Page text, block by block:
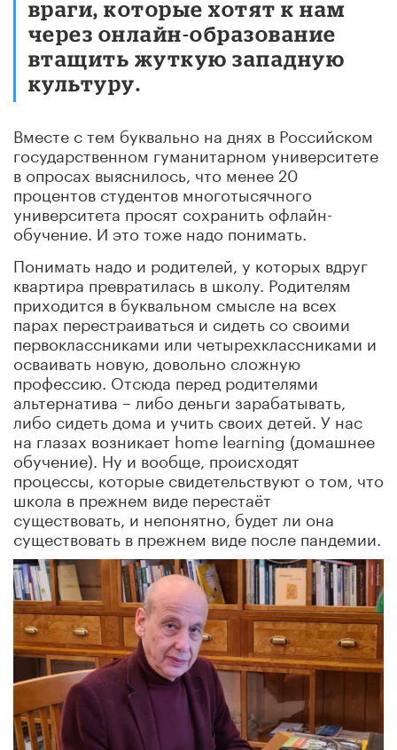
враги, которые хотят к нам
через онлайн-образование
втащить жуткую западную
культуру.
Вместе с тем буквально на днях в Российском
государственном гуманитарном университете
в опросах выяснилось, что менее 20
процентов студентов многотысячного
университета просят сохранить офлайн-
обучение. И это тоже надо понимать.
Понимать надо и родителей, у которых вдруг
квартира превратилась в школу. Родителям
приходится в буквальном смысле на всех
парах перестраиваться и сидеть со своими
первоклассниками или четырехклассниками и
осваивать новую, довольно сложную
профессию. Отсюда перед родителями
альтернатива – либо деньги зарабатывать,
либо сидеть дома и учить своих детей. У нас
на глазах возникает home learning (домашнее
обучение). Ну и вообще, происходят
процессы, которые свидетельствуют о том, что
школа в прежнем виде перестаёт
существовать, и непонятно, будет ли она
существовать в прежнем виде после пандемии.